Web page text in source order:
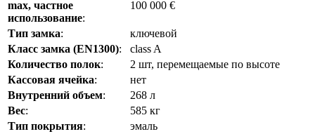
max, частное
использование:
100 000 €
Тип замка:
ключевой
Класс замка (EN1300):
class A
Количество полок:
2 шт, перемещаемые по высоте
Кассовая ячейка:
нет
Внутренний объем:
268 л
Вес:
585 кг
Тип покрытия:
эмаль